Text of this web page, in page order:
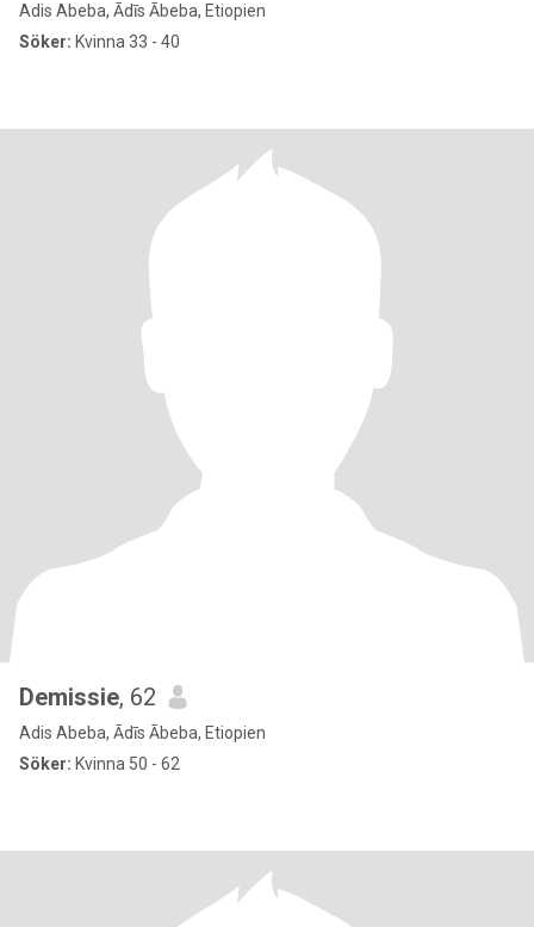
Adis Abeba, Ādīs Ābeba, Etiopien
Söker: Kvinna 33 - 40
Demissie, 62
Adis Abeba, Ādīs Ābeba, Etiopien
Söker: Kvinna 50 - 62